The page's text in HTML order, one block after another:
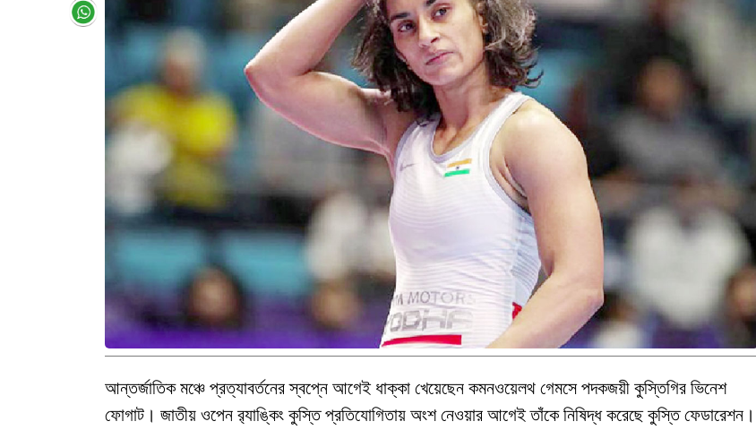
আন্তর্জাতিক মঞ্চে প্রত্যাবর্তনের স্বপ্নে আগেই ধাক্কা খেয়েছেন কমনওয়েলথ গেমসে পদকজয়ী কুস্তিগির ভিনেশ
ফোগাট। জাতীয় ওপেন র‍্যাঙ্কিং কুস্তি প্রতিযোগিতায় অংশ নেওয়ার আগেই তাঁকে নিষিদ্ধ করেছে কুস্তি ফেডারেশন।